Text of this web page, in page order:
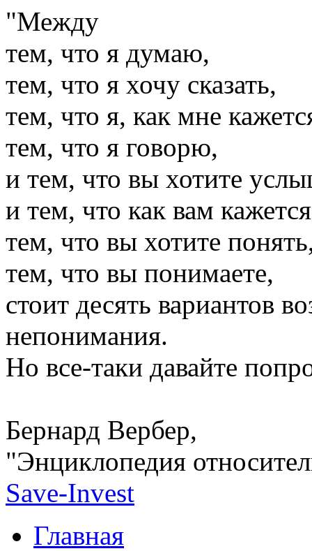
"Между
тем, что я думаю,
тем, что я хочу сказать,
тем, что я, как мне
тем, что я говорю,
и тем, что вы хотите
и тем, что как вам
тем, что вы хотите
тем, что вы понимаете,
стоит десять вариантов
непонимания.
Но все-таки давайте
Бернард Вербер,
"Энциклопедия
Save-Invest
Главная